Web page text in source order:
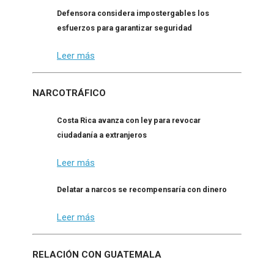
Defensora considera impostergables los
esfuerzos para garantizar seguridad
Leer más
NARCOTRÁFICO
Costa Rica avanza con ley para revocar
ciudadanía a extranjeros
Leer más
Delatar a narcos se recompensaría con dinero
Leer más
RELACIÓN CON GUATEMALA